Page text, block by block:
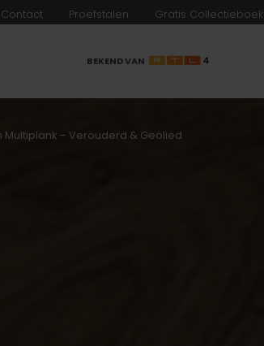
Contact Proefstalen Gratis Collectieboek
BEKEND VAN
Multiplank – Verouderd & Geolied